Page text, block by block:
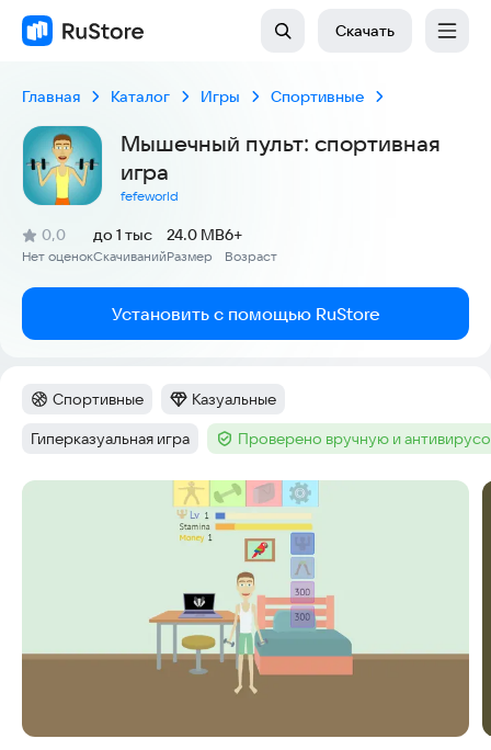
Скачать
Главная Каталог Игры Спортивные
Мышечный пульт: спортивная
игра
fefeworld
Рейтинг:
0,0
(
Нет оценок
)
Скачиваний
до 1 тыс
Размер
24.0 MB
Возраст
6+
Установить с помощью RuStore
Категория:
Спортивные Категория:
Казуальные
Тег:
Гиперказуальная игра Тег :Проверено вручную и
Скриншоты